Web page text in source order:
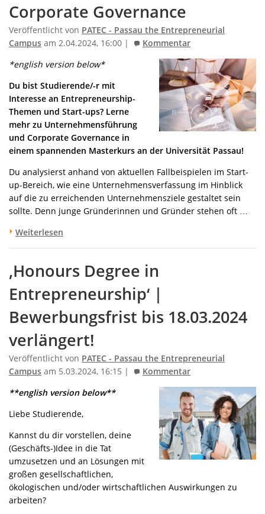
Corporate Governance
Veröffentlicht von PATEC - Passau the Entrepreneurial
Campus am 2.04.2024, 16:00 | Kommentar
*english version below*
Du bist Studierende/-r mit
Interesse an Entrepreneurship-
Themen und Start-ups? Lerne
mehr zu Unternehmensführung
und Corporate Governance in
einem spannenden Masterkurs an der Universität Passau!
Du analysierst anhand von aktuellen Fallbeispielen im Start-
up-Bereich, wie eine Unternehmensverfassung im Hinblick
auf die zu erreichenden Unternehmensziele gestaltet sein
sollte. Denn junge Gründerinnen und Gründer stehen oft …
Weiterlesen
‚Honours Degree in
Entrepreneurship‘ |
Bewerbungsfrist bis 18.03.2024
verlängert!
Veröffentlicht von PATEC - Passau the Entrepreneurial
Campus am 5.03.2024, 16:15 | Kommentar
**english version below**
Liebe Studierende,
Kannst du dir vorstellen, deine
(Geschäfts-)Idee in die Tat
umzusetzen und an Lösungen mit
großen gesellschaftlichen,
ökologischen und/oder wirtschaftlichen Auswirkungen zu
arbeiten?